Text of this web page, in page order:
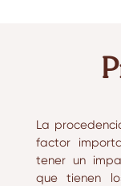
La
factor
tener un
que tienen